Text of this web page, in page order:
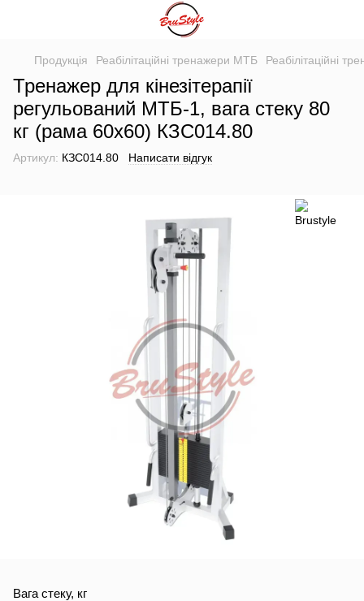
Продукція Реабілітаційні тренажери МТБ Реабілітаційні
Тренажер для кінезітерапії
регульований МТБ-1, вага стеку 80
кг (рама 60х60) КЗС014.80
Артикул: КЗС014.80 Написати відгук
Вага стеку, кг